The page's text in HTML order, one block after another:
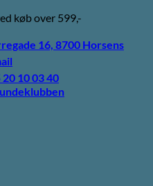
køb over 599,-
16, 8700 Horsens
20 10 03 40